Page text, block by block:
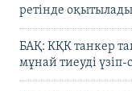
ретінде оқытылады
БАҚ: КҚК танкер
мұнай тиеуді үзіп-